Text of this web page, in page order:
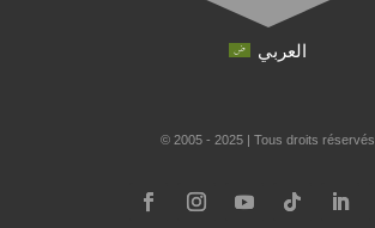
العربي
© 2005 - 2025 | Tous droits réservés